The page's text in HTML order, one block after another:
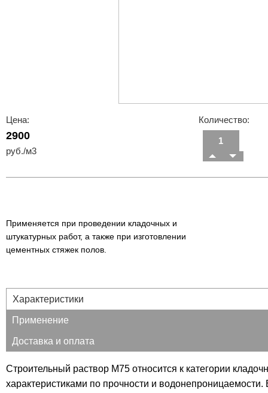
Цена:
2900
руб./м3
Количество:
Применяется при проведении кладочных и
штукатурных работ, а также при изготовлении
цементных стяжек полов.
Характеристики
Применение
Доставка и оплата
Строительный раствор М75 относится к категории
характеристиками по прочности и водонепроницаемости.